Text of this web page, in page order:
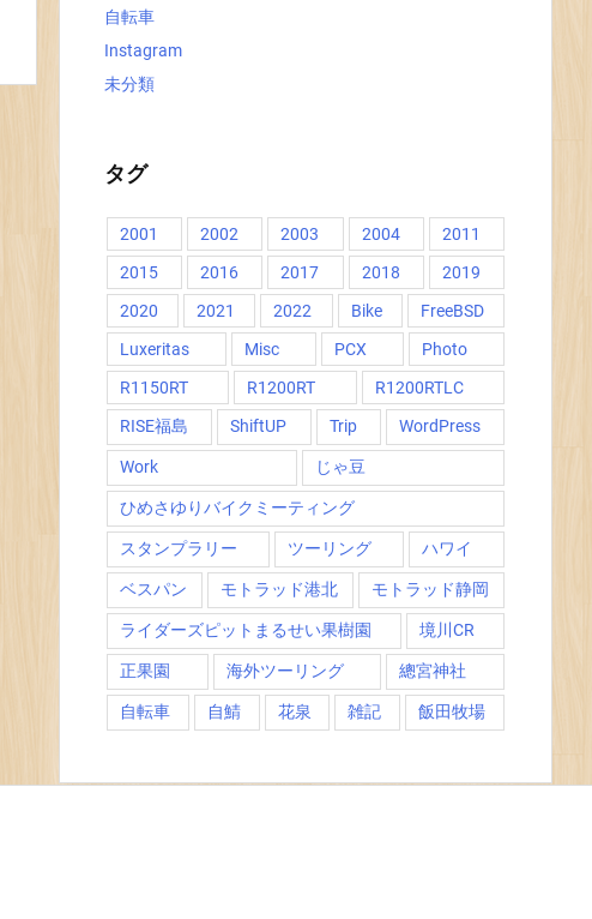
自転車
Instagram
未分類
タグ
2001 2002 2003 2004
2011
2015
2016 2017 2018
2019
2020
2021 2022 Bike
FreeBSD
Luxeritas
Misc PCX
Photo
R1150RT
R1200RT
R1200RTLC
RISE福島
ShiftUP Trip WordPress
Work じゃ豆
ひめさゆりバイクミーティング
スタンプラリー ツーリング ハワイ
ベスパン モトラッド港北 モトラッド静岡
ライダーズピットまるせい果樹園 境川CR
正果園 海外ツーリング 總宮神社
自転車 自鯖 花泉 雑記 飯田牧場